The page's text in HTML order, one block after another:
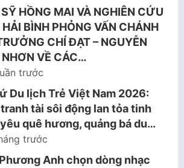
HỒNG MAI VÀ NGHIÊN CỨU
HẢI BÌNH PHỎNG VẤN CHÁNH
CHÍ ĐẠT – NGUYỄN
VỀ CÁC…
trước
Du lịch Trẻ Việt Nam 2026:
tài sôi động lan tỏa tinh
quê hương, quảng bá du…
trước
Anh chọn dòng nhạc